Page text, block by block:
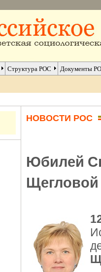
Структура РОС Документы
НОВОСТИ РОС
Юбилей
Щегловой